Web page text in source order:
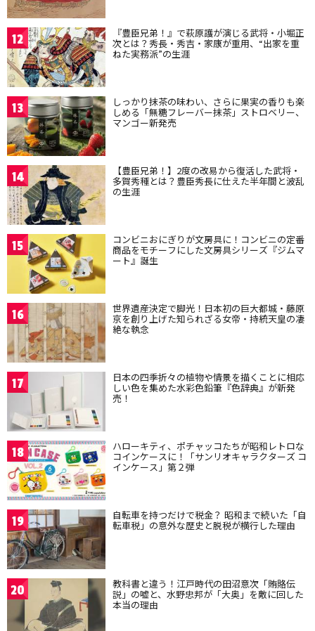
12 『豊臣兄弟！』で萩原護が演じる武将・小堀正
次とは？秀長・秀吉・家康が重用、“出家を重
ねた実務派”の生涯
13 しっかり抹茶の味わい、さらに果実の香りも楽
しめる「無糖フレーバー抹茶」ストロベリー、
マンゴー新発売
14 【豊臣兄弟！】2度の改易から復活した武将・
多賀秀種とは？豊臣秀長に仕えた半年間と波乱
の生涯
15 コンビニおにぎりが文房具に！コンビニの定番
商品をモチーフにした文房具シリーズ『ジムマ
ート』誕生
16 世界遺産決定で脚光！日本初の巨大都城・藤原
京を創り上げた知られざる女帝・持統天皇の凄
絶な執念
17 日本の四季折々の植物や情景を描くことに相応
しい色を集めた水彩色鉛筆『色辞典』が新発
売！
18 ハローキティ、ポチャッコたちが昭和レトロな
コインケースに！「サンリオキャラクターズ コ
インケース」第２弾
19 自転車を持つだけで税金？ 昭和まで続いた「自
転車税」の意外な歴史と脱税が横行した理由
20 教科書と違う！江戸時代の田沼意次「賄賂伝
説」の嘘と、水野忠邦が「大奥」を敵に回した
本当の理由